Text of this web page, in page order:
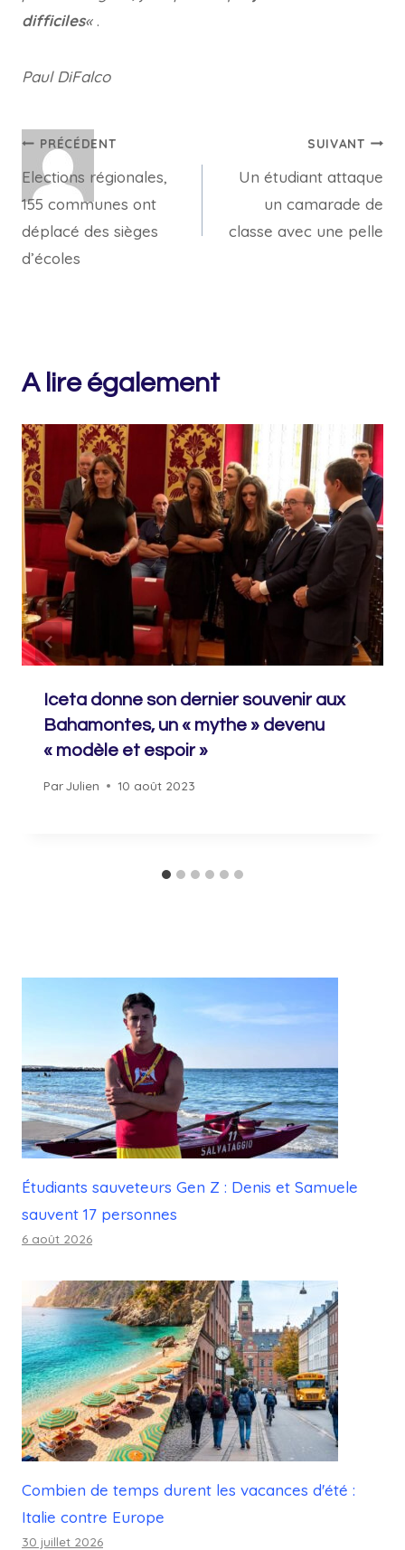
difficiles« .
Paul DiFalco
Navigation
de
l’article
PRÉCÉDENT
Elections régionales,
155 communes ont
déplacé des sièges
d’écoles
SUIVANT
Un étudiant attaque
un camarade de
classe avec une pelle
A lire également
Iceta donne son dernier souvenir aux
Bahamontes, un « mythe » devenu
« modèle et espoir »
ParJulien 10 août 2023
Étudiants sauveteurs Gen Z : Denis et Samuele
sauvent 17 personnes
6 août 2026
Combien de temps durent les vacances d'été :
Italie contre Europe
30 juillet 2026